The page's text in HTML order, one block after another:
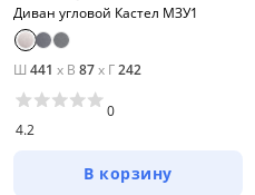
Диван угловой Кастел МЗУ1
Ш 441 x В 87x Г242
4.2
0
В корзину